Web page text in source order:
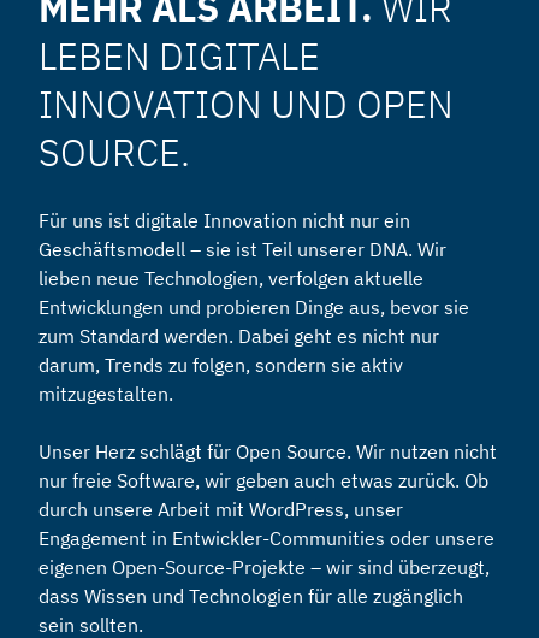
LEBEN DIGITALE
INNOVATION UND OPEN
SOURCE.
Für uns ist digitale Innovation nicht nur ein
Geschäftsmodell – sie ist Teil unserer DNA. Wir
lieben neue Technologien, verfolgen aktuelle
Entwicklungen und probieren Dinge aus, bevor sie
zum Standard werden. Dabei geht es nicht nur
darum, Trends zu folgen, sondern sie aktiv
mitzugestalten.
Unser Herz schlägt für Open Source. Wir nutzen nicht
nur freie Software, wir geben auch etwas zurück. Ob
durch unsere Arbeit mit WordPress, unser
Engagement in Entwickler-Communities oder unsere
eigenen Open-Source-Projekte – wir sind überzeugt,
dass Wissen und Technologien für alle zugänglich
sein sollten.